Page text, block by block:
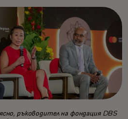
ръководител на фондация DBS